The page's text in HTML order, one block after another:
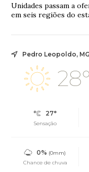
Unidades passam a
em seis regiões do
Pedro Leopoldo, MG
28°
27°
Sensação
0% (0mm)
Chance de chuva